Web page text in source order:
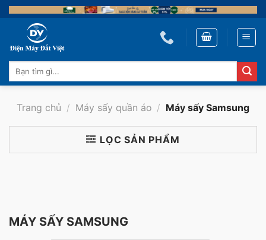
Skip
to
content
Tìm
kiếm:
Trang chủ / Máy sấy quần áo / Máy sấy Samsung
LỌC SẢN PHẨM
MÁY SẤY SAMSUNG